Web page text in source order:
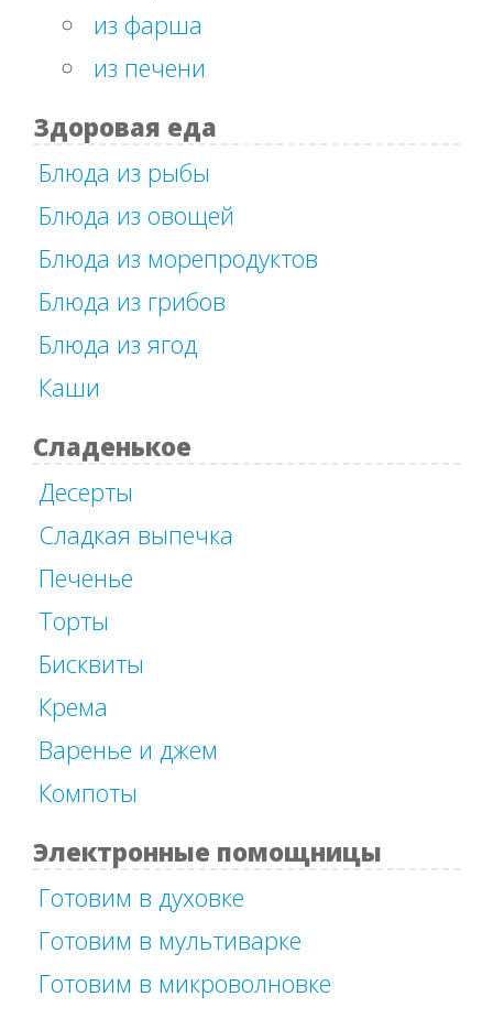
из фарша
из печени
Здоровая еда
Блюда из рыбы
Блюда из овощей
Блюда из морепродуктов
Блюда из грибов
Блюда из ягод
Каши
Сладенькое
Десерты
Сладкая выпечка
Печенье
Торты
Бисквиты
Крема
Варенье и джем
Компоты
Электронные помощницы
Готовим в духовке
Готовим в мультиварке
Готовим в микроволновке